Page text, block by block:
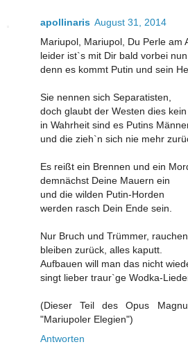
apollinaris August 31, 2014
Mariupol, Mariupol, Du Perle am
leider ist`s mit Dir bald vorbei nun,
denn es kommt Putin und sein
Sie nennen sich Separatisten,
doch glaubt der Westen dies kein
in Wahrheit sind es Putins
und die zieh`n sich nie mehr
Es reißt ein Brennen und ein
demnächst Deine Mauern ein
und die wilden Putin-Horden
werden rasch Dein Ende sein.
Nur Bruch und Trümmer,
bleiben zurück, alles kaputt.
Aufbauen will man das nicht
singt lieber traur`ge Wodka-
(Dieser Teil des Opus
"Mariupoler Elegien")
Antworten